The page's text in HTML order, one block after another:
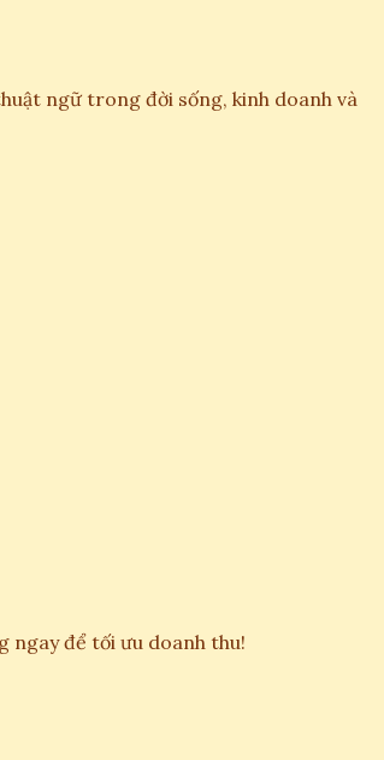
ngữ trong đời sống, kinh doanh và
ngay để tối ưu doanh thu!